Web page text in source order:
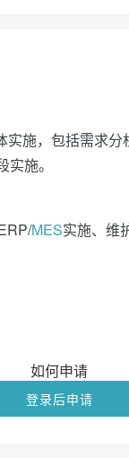
实施，包括需求分
施。
MES实施、维
如何申请
登录后申请